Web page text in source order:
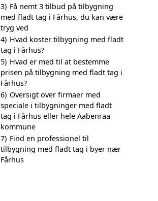
3) Få nemt 3 tilbud på tilbygning
med fladt tag i Fårhus, du kan være
tryg ved
4) Hvad koster tilbygning med fladt
tag i Fårhus?
5) Hvad er med til at bestemme
prisen på tilbygning med fladt tag i
Fårhus?
6) Oversigt over firmaer med
speciale i tilbygninger med fladt
tag i Fårhus eller hele Aabenraa
kommune
7) Find en professionel til
tilbygning med fladt tag i byer nær
Fårhus